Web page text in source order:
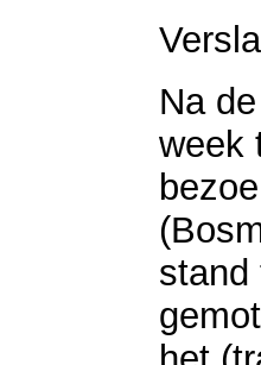
Na
week
stand